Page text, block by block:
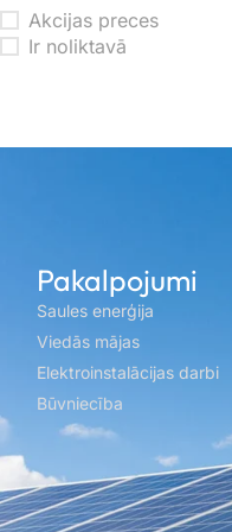
Akcijas preces
Ir noliktavā
Pakalpojumi
Saules enerģija
Viedās mājas
Elektroinstalācijas darbi
Būvniecība